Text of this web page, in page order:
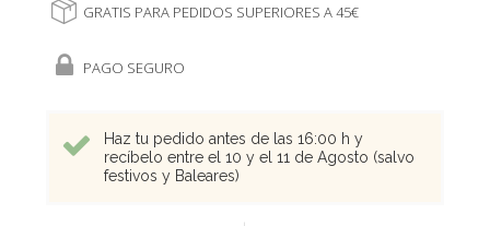
GRATIS PARA PEDIDOS SUPERIORES A 45€
PAGO SEGURO
Haz tu pedido antes de las 16:00 h y
recíbelo entre el 10 y el 11 de Agosto (salvo
festivos y Baleares)